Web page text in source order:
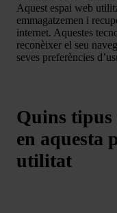
Aquest espai web
emmagatzemen i
internet. Aquestes
reconèixer el seu
seves preferències
Quins tipus
en aquesta
utilitat